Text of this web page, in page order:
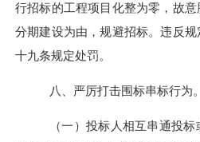
行招标的工程项目化整为零，故
分期建设为由，规避招标。违反
十九条规定处罚。
八、严厉打击围标串标行为。
（一）投标人相互串通投